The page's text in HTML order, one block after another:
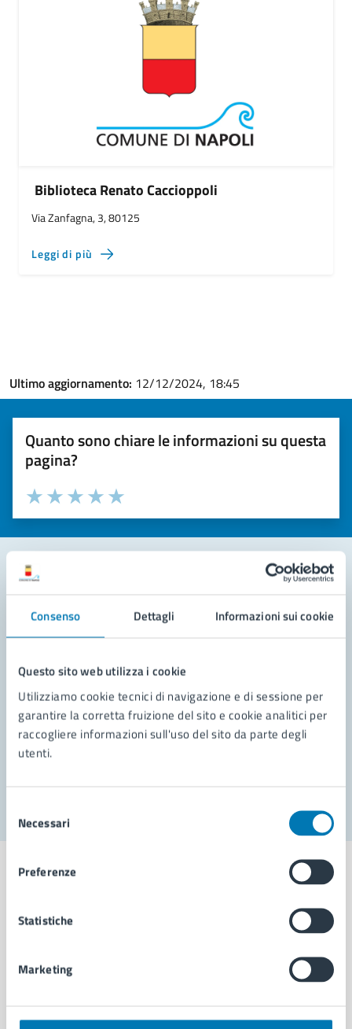
Consenso Dettagli Informazioni sui cookie
Questo sito web utilizza i cookie
Utilizziamo cookie tecnici di navigazione e di sessione per
garantire la corretta fruizione del sito e cookie analitici per
raccogliere informazioni sull'uso del sito da parte degli
utenti.
delNecessari
Preferenze
Statistiche
Marketing
Biblioteca Renato Caccioppoli
Via Zanfagna, 3, 80125
Leggi di più
Ultimo aggiornamento: 12/12/2024, 18:45
Quanto sono chiare le informazioni su questa
pagina?
Valuta la chiarezza delle informazioni (da 1 a 5 stelle)
Seleziona il numero di stelle per valutare la chiarezza delle
Valuta 5 stelle su 5
Valuta 4 stelle su 5
Valuta 3 stelle su 5
Valuta 2 stelle su 5
Valuta 1 stelle su 5
Leggi le domande frequenti
Richiedi assistenza
Prenota appuntamento
Problemi in città
Comune di Napoli
AMMINISTRAZIONE
Organi di governo